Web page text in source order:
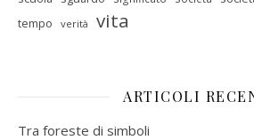
tempo verità vita
ARTICOLI
Tra foreste di simboli